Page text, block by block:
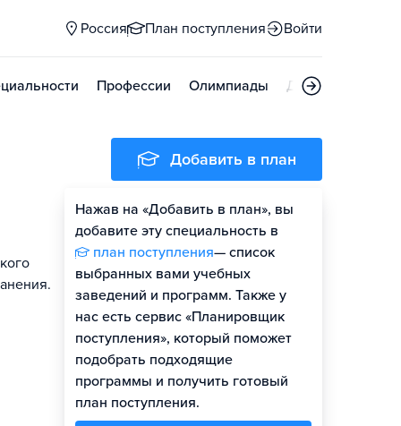
Россия План поступления Войти
Профессии Олимпиады Дни открытых
Добавить в план
Нажав на «Добавить в план», вы
добавите эту специальность в
план поступления— список
выбранных вами учебных
заведений и программ. Также у
нас есть сервис «Планировщик
поступления», который поможет
подобрать подходящие
программы и получить готовый
план поступления.